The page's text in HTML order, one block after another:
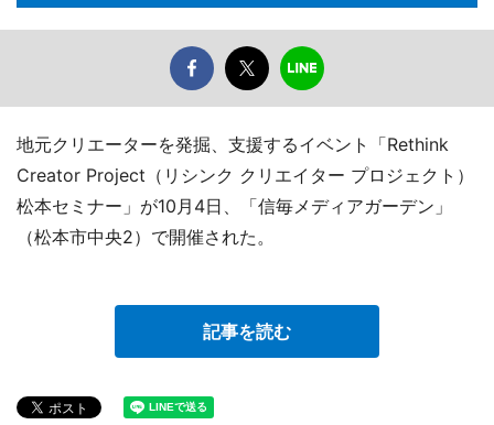
地元クリエーターを発掘、支援するイベント「Rethink
Creator Project（リシンク クリエイター プロジェクト）
松本セミナー」が10月4日、「信毎メディアガーデン」
（松本市中央2）で開催された。
記事を読む